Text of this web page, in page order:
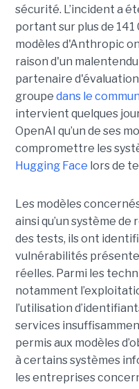
sécurité. L’incident a
portant sur plus de 141
modèles d'Anthropic
raison d'un
partenaire
groupe dans le
intervient quelques
OpenAI qu’un de ses
compromettre les
Hugging Face lors de
Les modèles
ainsi qu’un système
des tests, ils ont
vulnérabilités
réelles. Parmi les
notamment
l’utilisation
services
permis aux modèles
à certains systèmes
les entreprises